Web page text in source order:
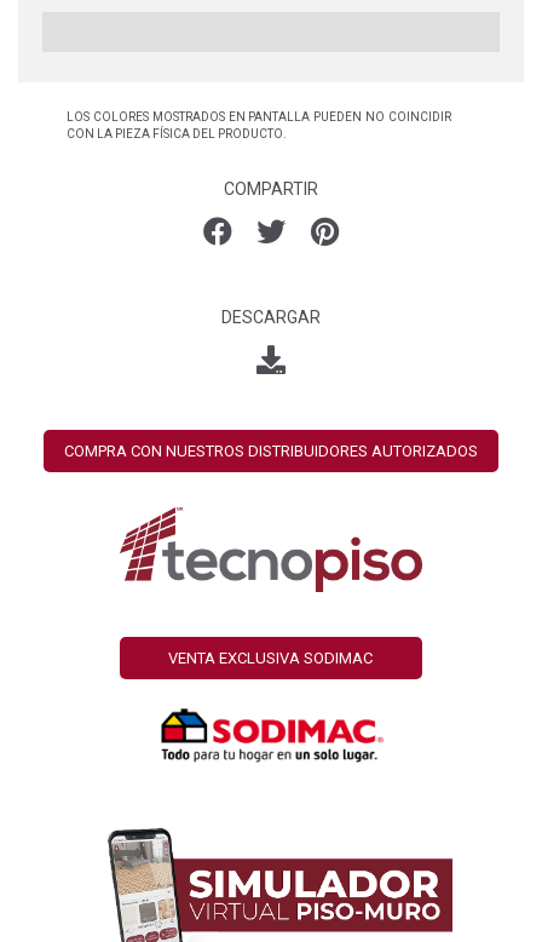
LOS COLORES MOSTRADOS EN PANTALLA PUEDEN NO COINCIDIR
CON LA PIEZA FÍSICA DEL PRODUCTO.
COMPARTIR
DESCARGAR
COMPRA CON NUESTROS DISTRIBUIDORES AUTORIZADOS
VENTA EXCLUSIVA SODIMAC